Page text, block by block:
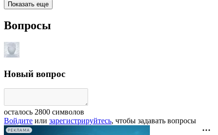
Показать еще
Вопросы
Новый вопрос
осталось 2800 символов
Войдите или зарегистрируйтесь, чтобы задавать вопросы
РЕКЛАМА